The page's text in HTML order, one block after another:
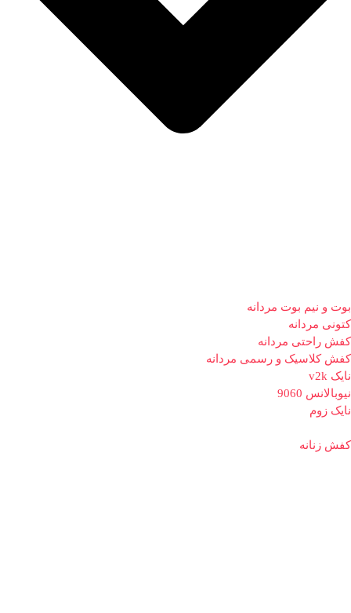
بوت و نیم بوت مردانه
کتونی مردانه
کفش راحتی مردانه
کفش کلاسیک و رسمی مردانه
نایک v2k
نیوبالانس 9060
نایک زوم
کفش زنانه